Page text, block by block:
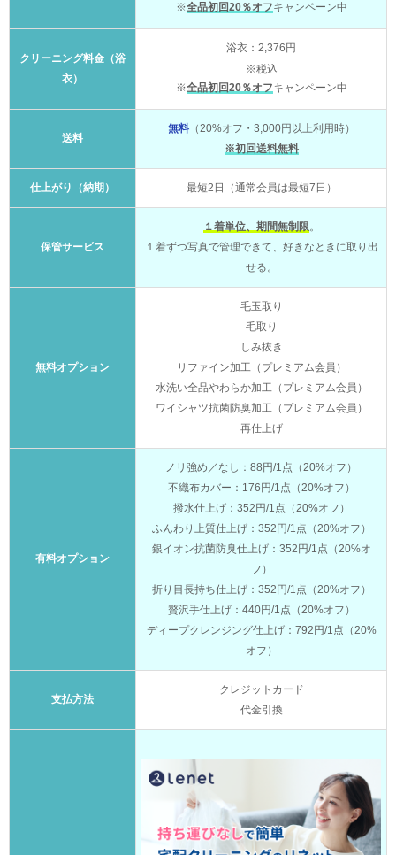
※全品初回20％オフキャンペーン中
クリーニング料金（浴
衣）
浴衣：2,376円
※税込
※全品初回20％オフキャンペーン中
送料
無料（20%オフ・3,000円以上利用時）
※初回送料無料
仕上がり（納期） 最短2日（通常会員は最短7日）
保管サービス
１着単位、期間無制限。
１着ずつ写真で管理できて、好きなときに取り出
せる。
無料オプション
毛玉取り
毛取り
しみ抜き
リファイン加工（プレミアム会員）
水洗い全品やわらか加工（プレミアム会員）
ワイシャツ抗菌防臭加工（プレミアム会員）
再仕上げ
有料オプション
ノリ強め／なし：88円/1点（20%オフ）
不織布カバー：176円/1点（20%オフ）
撥水仕上げ：352円/1点（20%オフ）
ふんわり上質仕上げ：352円/1点（20%オフ）
銀イオン抗菌防臭仕上げ：352円/1点（20%オ
フ）
折り目長持ち仕上げ：352円/1点（20%オフ）
贅沢手仕上げ：440円/1点（20%オフ）
ディープクレンジング仕上げ：792円/1点（20%
オフ）
支払方法
クレジットカード
代金引換